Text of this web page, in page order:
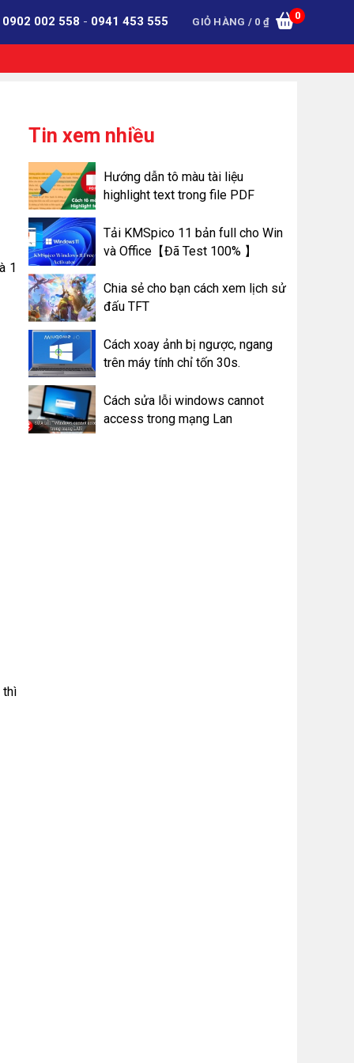
GIỎ HÀNG / 0 ₫
0
0902 002 558 - 0941 453 555
1
thì
Tin xem nhiều
Hướng dẫn tô màu tài liệu
highlight text trong file PDF
Tải KMSpico 11 bản full cho Win
và Office【Đã Test 100% 】
Chia sẻ cho bạn cách xem lịch sử
đấu TFT
Cách xoay ảnh bị ngược, ngang
trên máy tính chỉ tốn 30s.
Cách sửa lỗi windows cannot
access trong mạng Lan